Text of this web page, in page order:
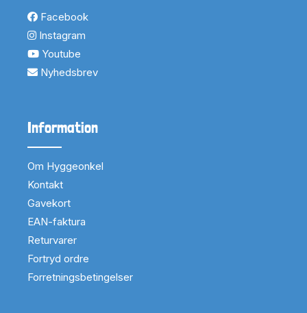
Facebook
Instagram
Youtube
Nyhedsbrev
Information
Om Hyggeonkel
Kontakt
Gavekort
EAN-faktura
Returvarer
Fortryd ordre
Forretningsbetingelser